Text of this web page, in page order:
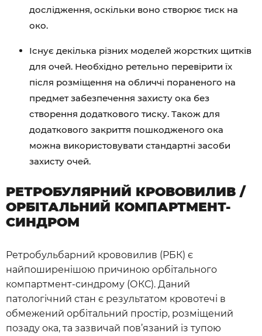
дослідження, оскільки воно створює тиск на
око.
Існує декілька різних моделей жорстких щитків
для очей. Необхідно ретельно перевірити їх
після розміщення на обличчі пораненого на
предмет забезпечення захисту ока без
створення додаткового тиску. Також для
додаткового закриття пошкодженого ока
можна використовувати стандартні засоби
захисту очей.
РЕТРОБУЛЯРНИЙ КРОВОВИЛИВ /
ОРБІТАЛЬНИЙ КОМПАРТМЕНТ-
СИНДРОМ
Ретробульбарний крововилив (РБК) є
найпоширенішою причиною орбітального
компартмент-синдрому (ОКС). Даний
патологічний стан є результатом кровотечі в
обмежений орбітальний простір, розміщений
позаду ока, та зазвичай пов’язаний із тупою